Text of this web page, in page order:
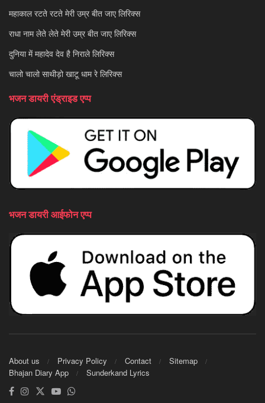
महाकाल रटते रटते मेरी उम्र बीत जाए लिरिक्स
राधा नाम लेते लेते मेरी उम्र बीत जाए लिरिक्स
दुनिया में महादेव देव है निराले लिरिक्स
चालो चालो साथीड़ो खाटू धाम रे लिरिक्स
भजन डायरी एंड्राइड एप्प
भजन डायरी आईफोन एप्प
About us Privacy Policy Contact
Sitemap
Bhajan Diary App
Sunderkand Lyrics